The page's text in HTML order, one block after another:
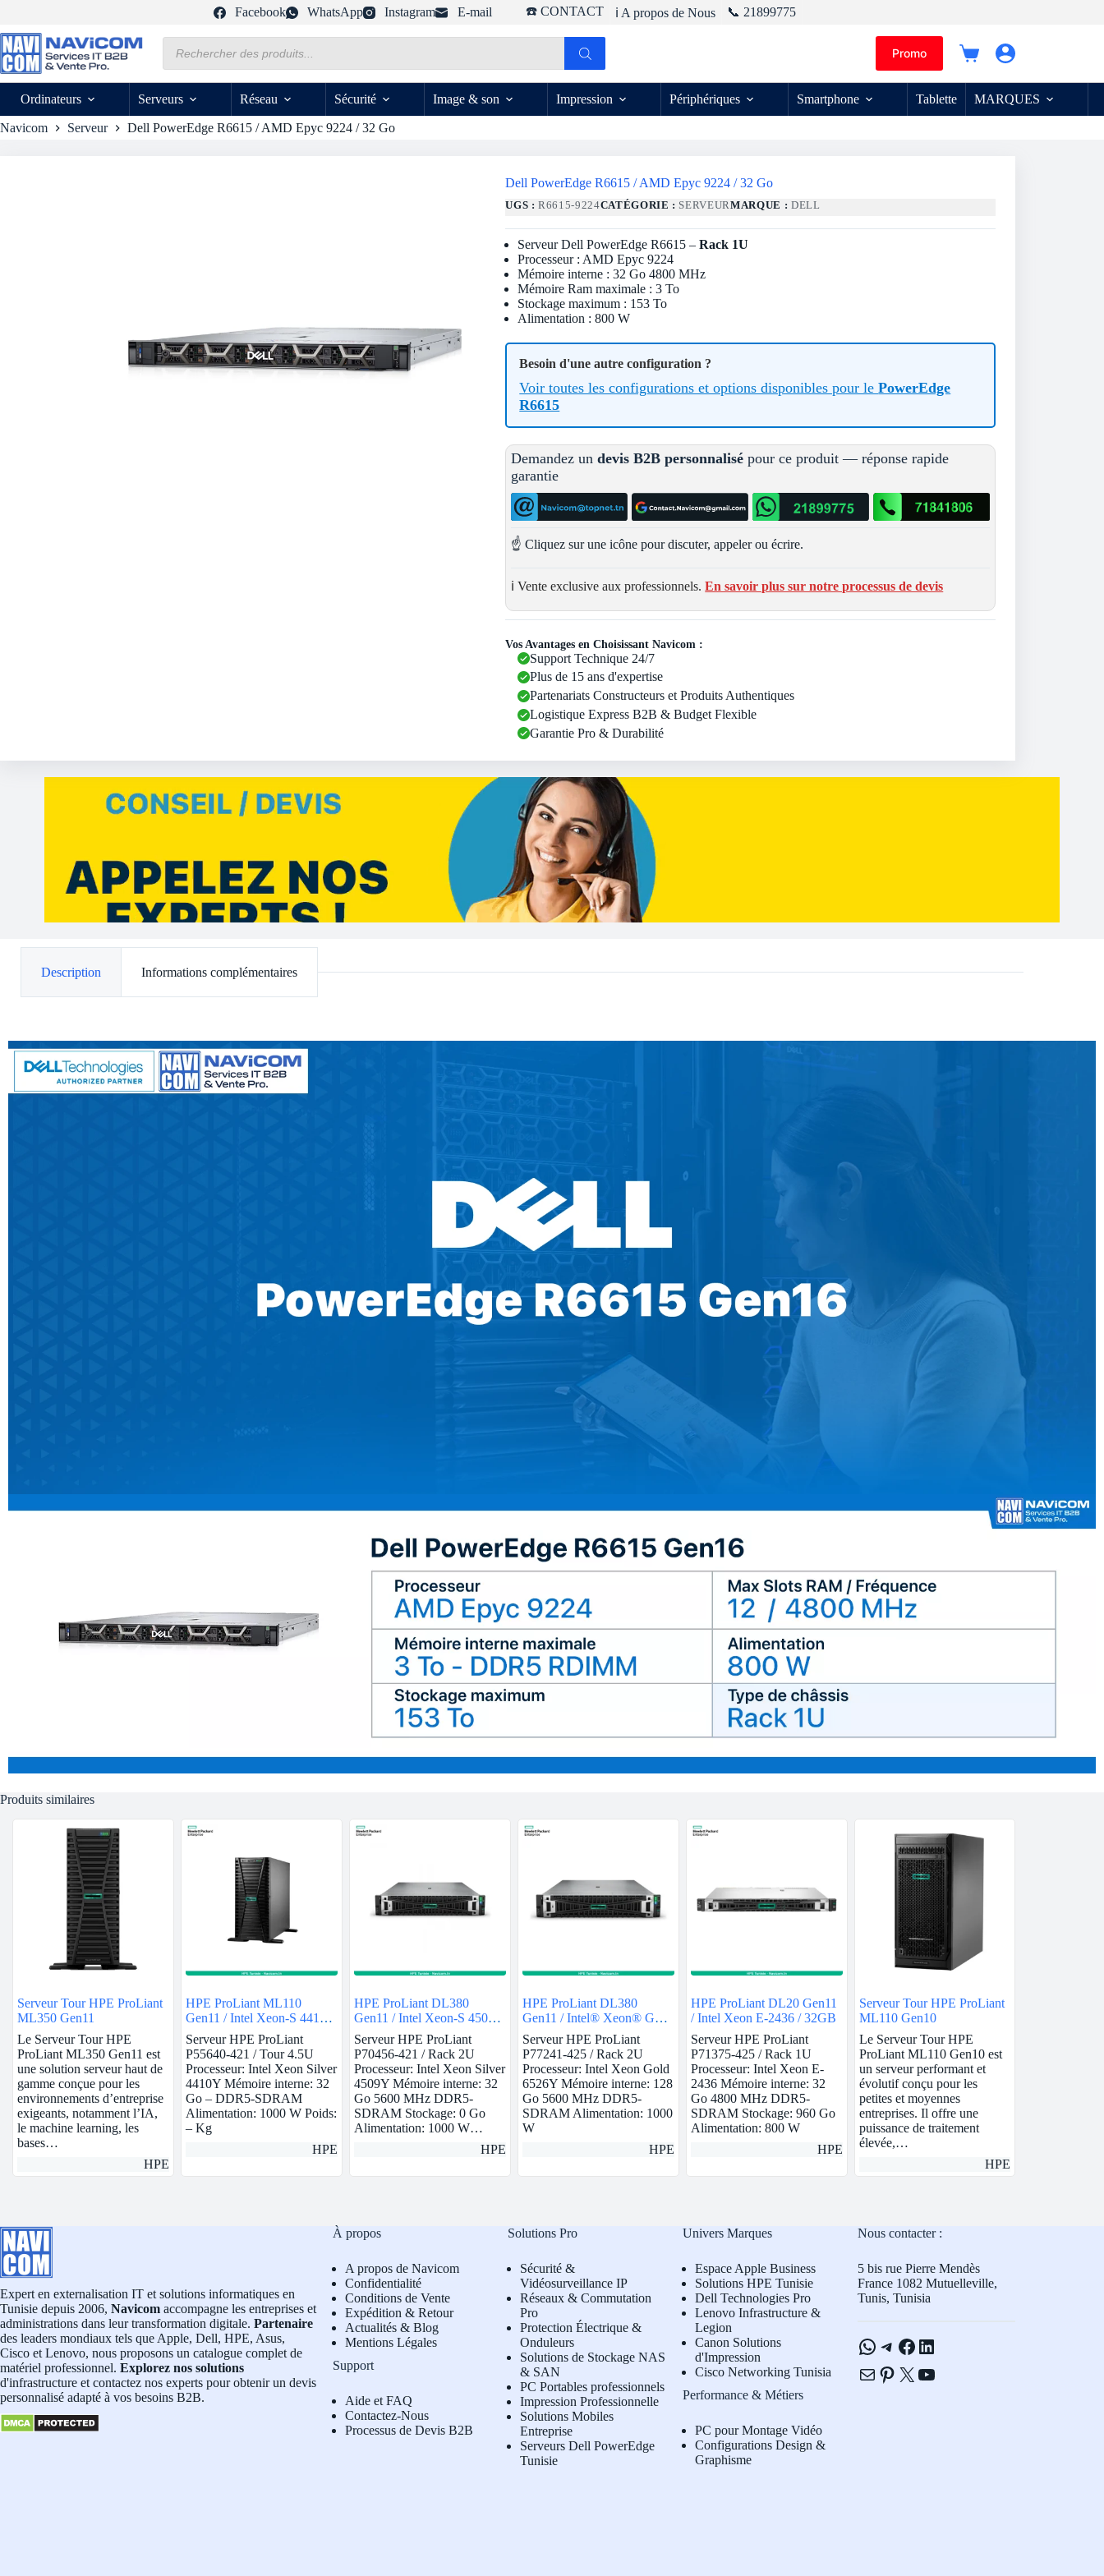
contenu
Facebook WhatsApp Instagram E-mail ☎️ CONTACT ℹ️ A propos de Nous 📞 21899775
produits
Promo
Panier
Ordinateurs
Serveurs Réseau Sécurité Image & son Impression Périphériques Smartphone Tablette MARQUES
Navicom Serveur Dell PowerEdge R6615 / AMD Epyc 9224 / 32 Go
Dell PowerEdge R6615 / AMD Epyc 9224 / 32 Go
UGS :R6615-9224CATÉGORIE : SERVEURMARQUE : DELL
Serveur Dell PowerEdge R6615 –Rack 1U
Processeur : AMD Epyc 9224
Mémoire interne : 32 Go 4800 MHz
Mémoire Ram maximale : 3 To
Stockage maximum : 153 To
Alimentation : 800 W
Besoin d'une autre configuration ?
Voir toutes les configurations et options disponibles pour lePowerEdge
R6615
Demandez undevis B2B personnalisé pour ce produit — réponse rapide
garantie
☝️ Cliquez sur une icône pour discuter, appeler ou écrire.
ℹ️ Vente exclusive aux professionnels.En savoir plus sur notre processus de devis
Vos Avantages en Choisissant Navicom :
Support Technique 24/7
Plus de 15 ans d'expertise
Partenariats Constructeurs et Produits Authentiques
Logistique Express B2B & Budget Flexible
Garantie Pro & Durabilité
Description Informations complémentaires
Produits similaires
Serveur Tour HPE ProLiant
ML350 Gen11
Le Serveur Tour HPE
ProLiant ML350 Gen11 est
une solution serveur haut de
gamme conçue pour les
environnements d’entreprise
exigeants, notamment l’IA,
le machine learning, les
bases…
HPE
HPE ProLiant ML110
Gen11 / Intel Xeon-S 4410Y
/ 32GB
Serveur HPE ProLiant
P55640-421 / Tour 4.5U
Processeur: Intel Xeon Silver
4410Y Mémoire interne: 32
Go – DDR5-SDRAM
Alimentation: 1000 W Poids:
– Kg
HPE
HPE ProLiant DL380
Gen11 / Intel Xeon-S 4509Y
/ 32GB
Serveur HPE ProLiant
P70456-421 / Rack 2U
Processeur: Intel Xeon Silver
4509Y Mémoire interne: 32
Go 5600 MHz DDR5-
SDRAM Stockage: 0 Go
Alimentation: 1000 W…
HPE
HPE ProLiant DL380
Gen11 / Intel® Xeon® Gold
6526Y / 128GB
Serveur HPE ProLiant
P77241-425 / Rack 2U
Processeur: Intel Xeon Gold
6526Y Mémoire interne: 128
Go 5600 MHz DDR5-
SDRAM Alimentation: 1000
W
HPE
HPE ProLiant DL20 Gen11
/ Intel Xeon E-2436 / 32GB
Serveur HPE ProLiant
P71375-425 / Rack 1U
Processeur: Intel Xeon E-
2436 Mémoire interne: 32
Go 4800 MHz DDR5-
SDRAM Stockage: 960 Go
Alimentation: 800 W
HPE
Serveur Tour HPE ProLiant
ML110 Gen10
Le Serveur Tour HPE
ProLiant ML110 Gen10 est
un serveur performant et
évolutif conçu pour les
petites et moyennes
entreprises. Il offre une
puissance de traitement
élevée,…
HPE
Expert en externalisation IT et solutions informatiques en
Tunisie depuis 2006, Navicom accompagne les entreprises et
administrations dans leur transformation digitale. Partenaire
des leaders mondiaux tels que Apple, Dell, HPE, Asus,
Cisco et Lenovo, nous proposons un catalogue complet de
matériel professionnel. Explorez nos solutions
d'infrastructure et contactez nos experts pour obtenir un devis
personnalisé adapté à vos besoins B2B.
À propos
A propos de Navicom
Confidentialité
Conditions de Vente
Expédition & Retour
Actualités & Blog
Mentions Légales
Support
Aide et FAQ
Contactez-Nous
Processus de Devis B2B
Solutions Pro
Sécurité &
Vidéosurveillance IP
Réseaux & Commutation
Pro
Protection Électrique &
Onduleurs
Solutions de Stockage NAS
& SAN
PC Portables professionnels
Impression Professionnelle
Solutions Mobiles
Entreprise
Serveurs Dell PowerEdge
Tunisie
Univers Marques
Espace Apple Business
Solutions HPE Tunisie
Dell Technologies Pro
Lenovo Infrastructure &
Legion
Canon Solutions
d'Impression
Cisco Networking Tunisia
Performance & Métiers
PC pour Montage Vidéo
Configurations Design &
Graphisme
Nous contacter :
5 bis rue Pierre Mendès
France 1082 Mutuelleville,
Tunis, Tunisia
WhatsApp
Telegram
Facebook
LinkedIn
E-mailPinterest
X YouTube